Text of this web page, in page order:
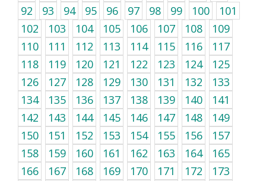
92
93 94 95 96 97 98 99 100
101
102
103 104 105 106 107 108
109
110
111 112 113 114 115 116
117
118
119 120 121 122 123 124
125
126
127 128 129 130 131 132
133
134
135 136 137 138 139 140
141
142
143 144 145 146 147 148
149
150
151 152 153 154 155 156
157
158
159 160 161 162 163 164
165
166
167 168 169 170 171 172
173